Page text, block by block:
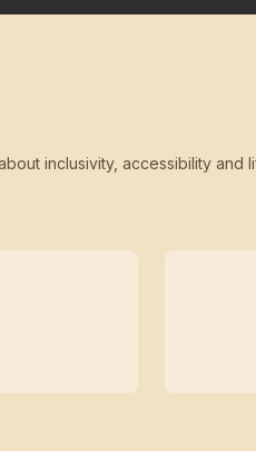
inclusivity, accessibility and